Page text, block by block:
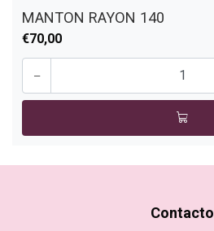
MANTON RAYON 140
€70,00
-
Contacto